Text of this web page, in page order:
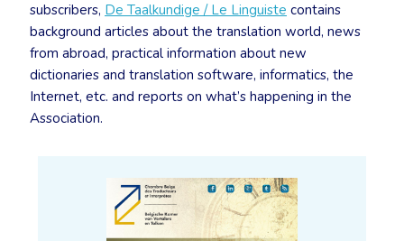
subscribers, De Taalkundige / Le Linguiste contains
background articles about the translation world, news
from abroad, practical information about new
dictionaries and translation software, informatics, the
Internet, etc. and reports on what’s happening in the
Association.